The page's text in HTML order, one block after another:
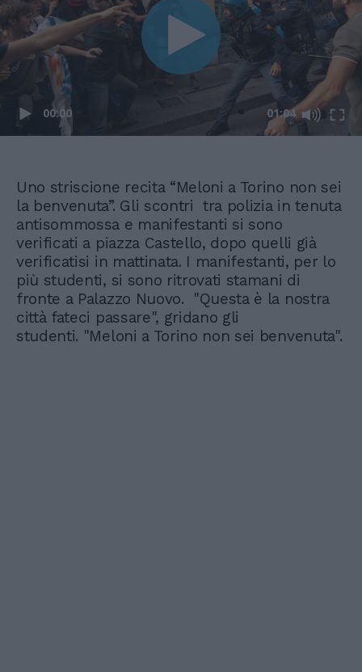
00:00 01:04
Uno striscione recita “Meloni a Torino non sei
la benvenuta”. Gli scontri tra polizia in tenuta
antisommossa e manifestanti si sono
verificati a piazza Castello, dopo quelli già
verificatisi in mattinata. I manifestanti, per lo
più studenti, si sono ritrovati stamani di
fronte a Palazzo Nuovo. "Questa è la nostra
città fateci passare", gridano gli
studenti. "Meloni a Torino non sei benvenuta".